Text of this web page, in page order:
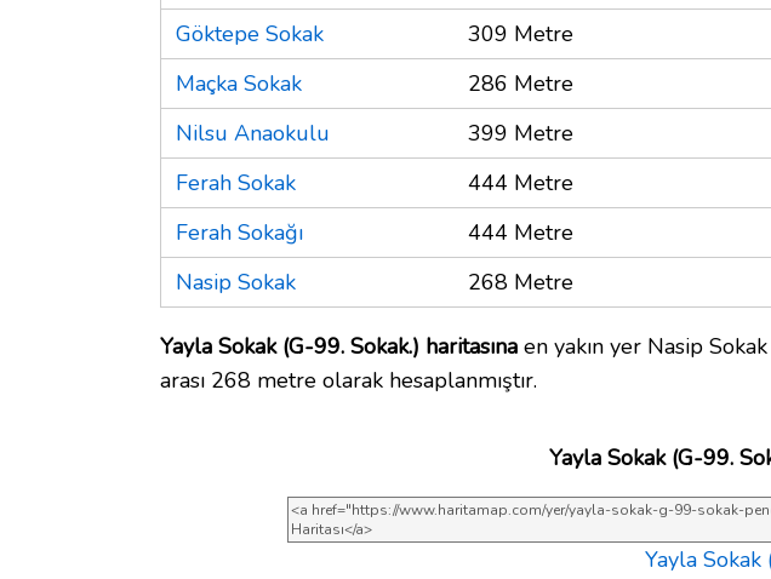
Göktepe Sokak
309 Metre
Maçka Sokak
286 Metre
Nilsu Anaokulu
399 Metre
Ferah Sokak
444 Metre
Ferah Sokağı
444 Metre
Nasip Sokak
268 Metre
Yayla Sokak (G-99. Sokak.) haritasına en yakın yer Nasip
arası 268 metre olarak hesaplanmıştır.
Yayla Sokak (G-99.
Yayla Sokak